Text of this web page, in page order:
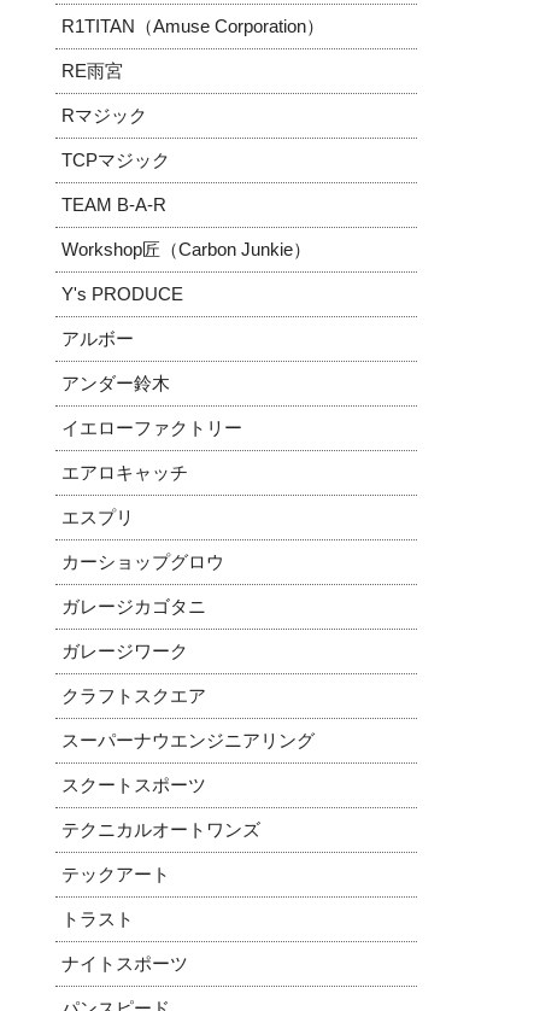
R1TITAN（Amuse Corporation）
RE雨宮
Rマジック
TCPマジック
TEAM B-A-R
Workshop匠（Carbon Junkie）
Y's PRODUCE
アルボー
アンダー鈴木
イエローファクトリー
エアロキャッチ
エスプリ
カーショップグロウ
ガレージカゴタニ
ガレージワーク
クラフトスクエア
スーパーナウエンジニアリング
スクートスポーツ
テクニカルオートワンズ
テックアート
トラスト
ナイトスポーツ